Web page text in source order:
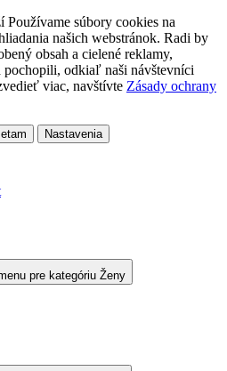
Používame súbory cookies na
našich webstránok. Radi by
obsah a cielené reklamy,
odkiaľ naši návštevníci
viac, navštívte Zásady ochrany
Nastavenia
pre kategóriu Ženy